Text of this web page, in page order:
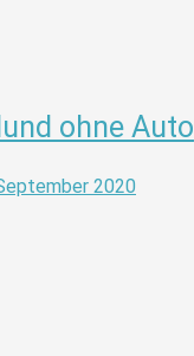
ohne Auto
2020